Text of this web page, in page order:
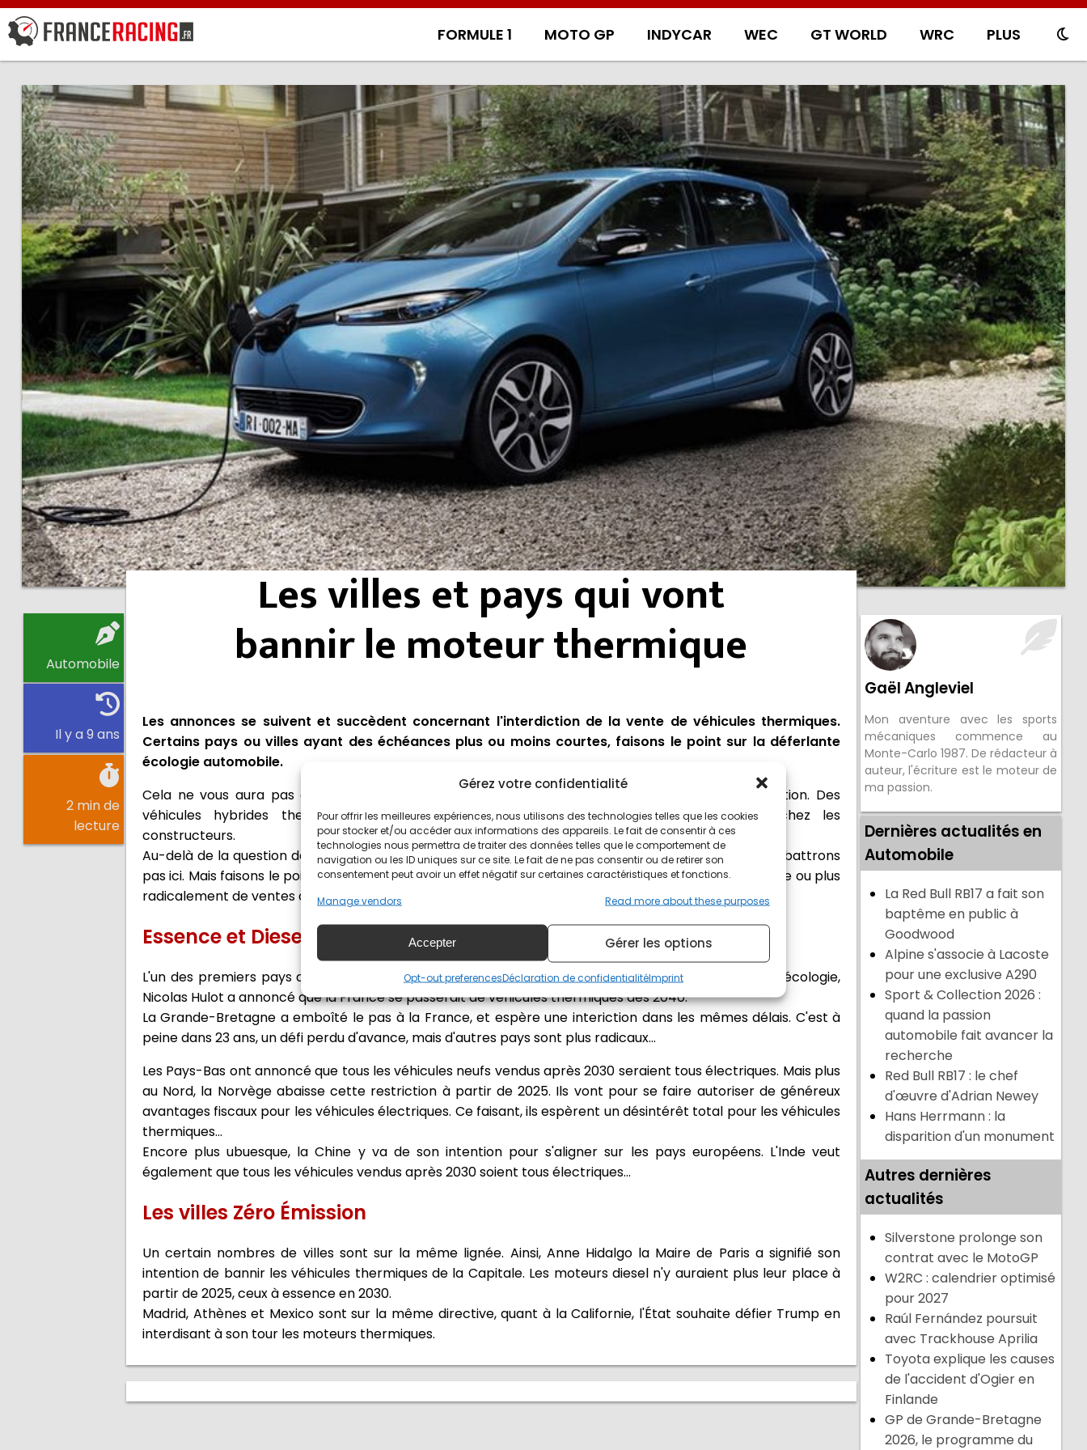
Gérez votre confidentialité
Pour offrir les meilleures expériences, nous utilisons des technologies telles que les cookies
pour stocker et/ou accéder aux informations des appareils. Le fait de consentir à ces
technologies nous permettra de traiter des données telles que le comportement de
navigation ou les ID uniques sur ce site. Le fait de ne pas consentir ou de retirer son
consentement peut avoir un effet négatif sur certaines caractéristiques et fonctions.
Manage vendors
Read more about these purposes
Accepter Gérer les options
Opt-out preferencesDéclaration de confidentialitéImprint
FORMULE 1 MOTO GP INDYCAR WEC GT WORLD WRC PLUS
Automobile
Il y a 9 ans
2 min de
lecture
Les villes et pays qui vont
bannir le moteur thermique
Les annonces se suivent et succèdent concernant l'interdiction de la vente de véhicules thermiques.
Certains pays ou villes ayant des échéances plus ou moins courtes, faisons le point sur la déferlante
écologie automobile.
Cela ne vous aura pas échappé que le marché automobile subit une mutation vers l'électrification. Des
véhicules hybrides thermique-électrique à totalement électriques, c'est l'effervescence chez les
constructeurs.
Au-delà de la question de la réelle écologie et de ces nouvelles normes de propulsion, nous n'en débattrons
pas ici. Mais faisons le point sur les pays et villes ayant déjà acté une décision d'interdiction de roulage ou plus
radicalement de ventes de véhicules thermiques.
Essence et Diesel, c'est fini
L'un des premiers pays ayant fait l'annonce d'une telle bombe, c'est la France. Notre Ministre de l'écologie,
Nicolas Hulot a annoncé que la France se passerait de véhicules thermiques dès 2040.
La Grande-Bretagne a emboîté le pas à la France, et espère une interiction dans les mêmes délais. C'est à
peine dans 23 ans, un défi perdu d'avance, mais d'autres pays sont plus radicaux...
Les Pays-Bas ont annoncé que tous les véhicules neufs vendus après 2030 seraient tous électriques. Mais plus
au Nord, la Norvège abaisse cette restriction à partir de 2025. Ils vont pour se faire autoriser de généreux
avantages fiscaux pour les véhicules électriques. Ce faisant, ils espèrent un désintérêt total pour les véhicules
thermiques...
Encore plus ubuesque, la Chine y va de son intention pour s'aligner sur les pays européens. L'Inde veut
également que tous les véhicules vendus après 2030 soient tous électriques...
Les villes Zéro Émission
Un certain nombres de villes sont sur la même lignée. Ainsi, Anne Hidalgo la Maire de Paris a signifié son
intention de bannir les véhicules thermiques de la Capitale. Les moteurs diesel n'y auraient plus leur place à
partir de 2025, ceux à essence en 2030.
Madrid, Athènes et Mexico sont sur la même directive, quant à la Californie, l'État souhaite défier Trump en
interdisant à son tour les moteurs thermiques.
Gaël Angleviel
Mon aventure avec les sports
mécaniques commence au
Monte-Carlo 1987. De rédacteur à
auteur, l'écriture est le moteur de
ma passion.
Dernières actualités en
Automobile
La Red Bull RB17 a fait son
baptême en public à
Goodwood
Alpine s'associe à Lacoste
pour une exclusive A290
Sport & Collection 2026 :
quand la passion
automobile fait avancer la
recherche
Red Bull RB17 : le chef
d'œuvre d'Adrian Newey
Hans Herrmann : la
disparition d'un monument
Autres dernières
actualités
Silverstone prolonge son
contrat avec le MotoGP
W2RC : calendrier optimisé
pour 2027
Raúl Fernández poursuit
avec Trackhouse Aprilia
Toyota explique les causes
de l'accident d'Ogier en
Finlande
GP de Grande-Bretagne
2026, le programme du